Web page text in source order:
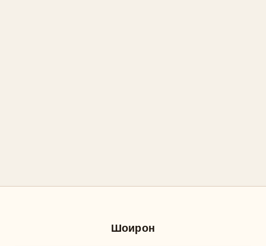
Шоирон